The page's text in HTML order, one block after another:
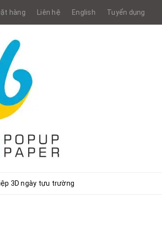
hàng Liên hệ English Tuyển dụng
3D ngày tựu trường